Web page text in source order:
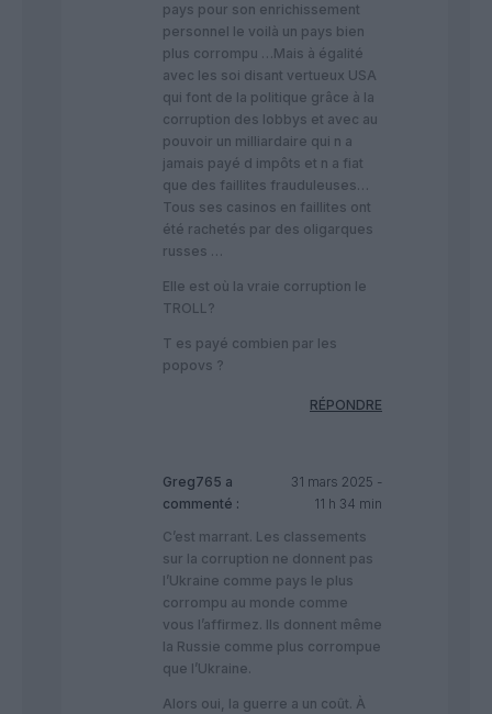
pays pour son enrichissement
personnel le voilà un pays bien
plus corrompu …Mais à égalité
avec les soi disant vertueux USA
qui font de la politique grâce à la
corruption des lobbys et avec au
pouvoir un milliardaire qui n a
jamais payé d impôts et n a fiat
que des faillites frauduleuses…
Tous ses casinos en faillites ont
été rachetés par des oligarques
russes …
Elle est où la vraie corruption le
TROLL?
T es payé combien par les
popovs ?
RÉPONDRE
Greg765 a
commenté :
31 mars 2025 -
11 h 34 min
C’est marrant. Les classements
sur la corruption ne donnent pas
l’Ukraine comme pays le plus
corrompu au monde comme
vous l’affirmez. Ils donnent même
la Russie comme plus corrompue
que l’Ukraine.
Alors oui, la guerre a un coût. À